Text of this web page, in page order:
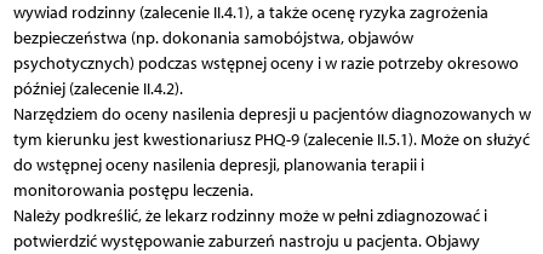
wywiad rodzinny (zalecenie II.4.1), a także ocenę ryzyka zagrożenia
bezpieczeństwa (np. dokonania samobójstwa, objawów
psychotycznych) podczas wstępnej oceny i w razie potrzeby okresowo
później (zalecenie II.4.2).
Narzędziem do oceny nasilenia depresji u pacjentów diagnozowanych w
tym kierunku jest kwestionariusz PHQ-9 (zalecenie II.5.1). Może on służyć
do wstępnej oceny nasilenia depresji, planowania terapii i
monitorowania postępu leczenia.
Należy podkreślić, że lekarz rodzinny może w pełni zdiagnozować i
potwierdzić występowanie zaburzeń nastroju u pacjenta. Objawy